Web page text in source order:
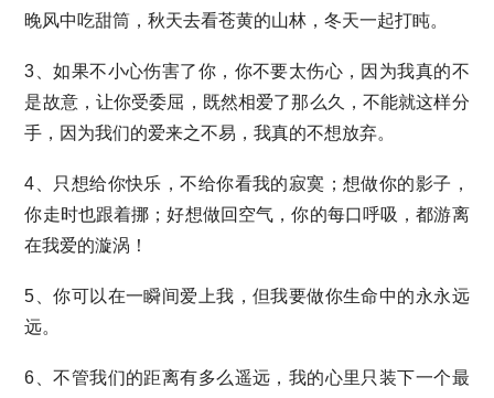
晚风中吃甜筒，秋天去看苍黄的山林，冬天一起打盹。
3、如果不小心伤害了你，你不要太伤心，因为我真的不
是故意，让你受委屈，既然相爱了那么久，不能就这样分
手，因为我们的爱来之不易，我真的不想放弃。
4、只想给你快乐，不给你看我的寂寞；想做你的影子，
你走时也跟着挪；好想做回空气，你的每口呼吸，都游离
在我爱的漩涡！
5、你可以在一瞬间爱上我，但我要做你生命中的永永远
远。
6、不管我们的距离有多么遥远，我的心里只装下一个最